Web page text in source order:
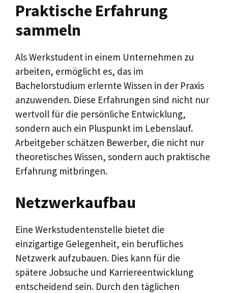
Praktische Erfahrung
sammeln
Als Werkstudent in einem Unternehmen zu
arbeiten, ermöglicht es, das im
Bachelorstudium erlernte Wissen in der Praxis
anzuwenden. Diese Erfahrungen sind nicht nur
wertvoll für die persönliche Entwicklung,
sondern auch ein Pluspunkt im Lebenslauf.
Arbeitgeber schätzen Bewerber, die nicht nur
theoretisches Wissen, sondern auch praktische
Erfahrung mitbringen.
Netzwerkaufbau
Eine Werkstudentenstelle bietet die
einzigartige Gelegenheit, ein berufliches
Netzwerk aufzubauen. Dies kann für die
spätere Jobsuche und Karriereentwicklung
entscheidend sein. Durch den täglichen